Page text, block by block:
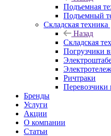
Подъемная
Подъемный
Складская техника
Назад
Складская
Погрузчики
Ричтраки
Перевозчики
Бренды
Услуги
Акции
О компании
Статьи